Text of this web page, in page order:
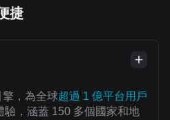
捷
擎，為全球超過 1 億平台用戶
，涵蓋 150 多個國家和地